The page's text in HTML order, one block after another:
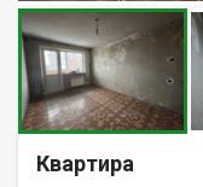
Квартира